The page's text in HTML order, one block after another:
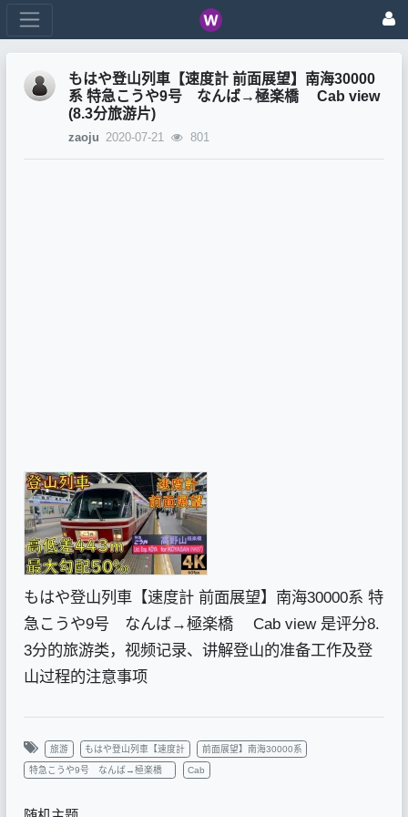
もはや登山列車【速度計 前面展望】南海30000
系 特急こうや9号 なんば→極楽橋 Cab view
(8.3分旅游片)
zaoju 2020-07-21 801
もはや登山列車【速度計 前面展望】南海30000系 特
急こうや9号 なんば→極楽橋 Cab view 是评分8.
3分的旅游类，视频记录、讲解登山的准备工作及登
山过程的注意事项
旅游 もはや登山列車【速度計 前面展望】南海30000系
特急こうや9号 なんば→極楽橋 Cab